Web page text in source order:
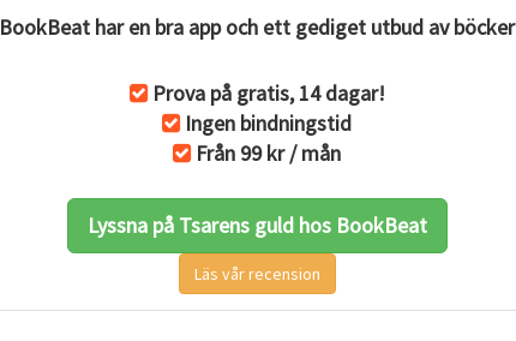
BookBeat har en bra app och ett gediget utbud av böcker
Prova på gratis, 14 dagar!
Ingen bindningstid
Från 99 kr / mån
Lyssna på Tsarens guld hos BookBeat
Läs vår recension